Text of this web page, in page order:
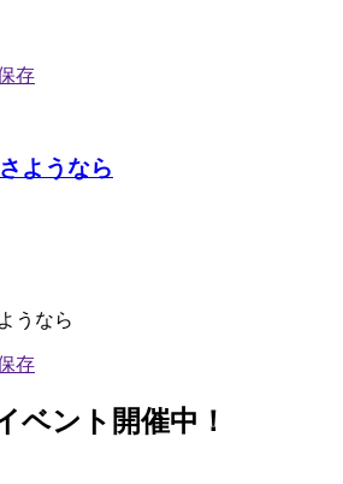
ようなら
うなら
ベント開催中！